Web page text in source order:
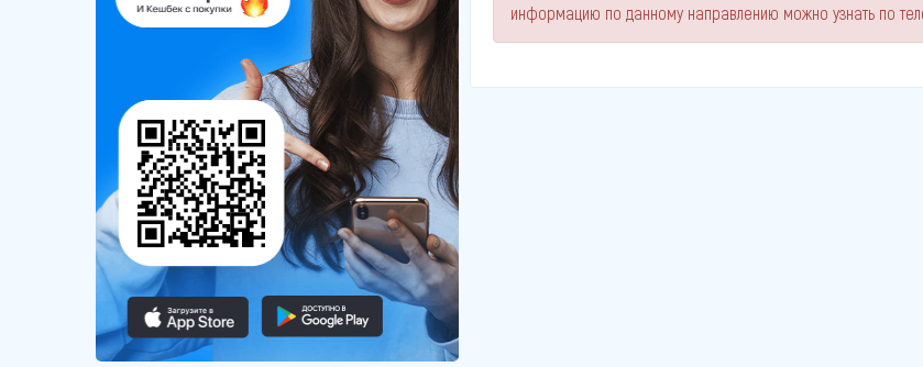
информацию по данному направлению можно узнать по